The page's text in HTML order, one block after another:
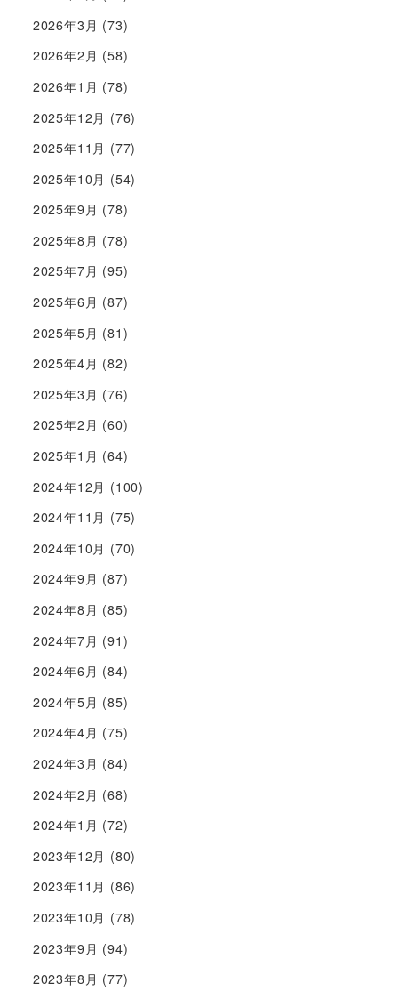
2026年3月 (73)
2026年2月 (58)
2026年1月 (78)
2025年12月 (76)
2025年11月 (77)
2025年10月 (54)
2025年9月 (78)
2025年8月 (78)
2025年7月 (95)
2025年6月 (87)
2025年5月 (81)
2025年4月 (82)
2025年3月 (76)
2025年2月 (60)
2025年1月 (64)
2024年12月 (100)
2024年11月 (75)
2024年10月 (70)
2024年9月 (87)
2024年8月 (85)
2024年7月 (91)
2024年6月 (84)
2024年5月 (85)
2024年4月 (75)
2024年3月 (84)
2024年2月 (68)
2024年1月 (72)
2023年12月 (80)
2023年11月 (86)
2023年10月 (78)
2023年9月 (94)
2023年8月 (77)